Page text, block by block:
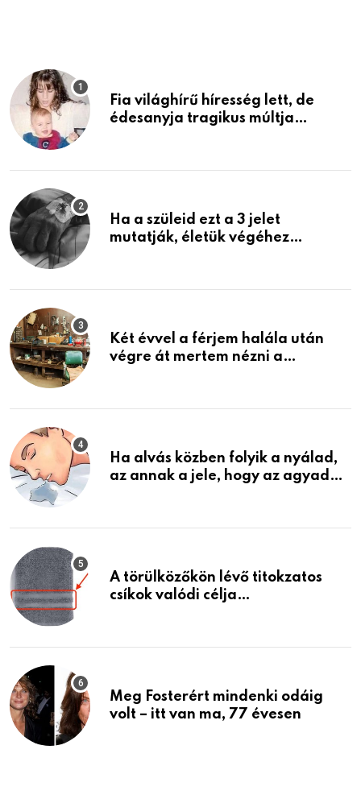
Fia világhírű híresség lett, de
édesanyja tragikus múltja
Ha a szüleid ezt a 3 jelet
mutatják, életük végéhez
Két évvel a férjem halála után
végre át mertem nézni a
életemet
Ha alvás közben folyik a nyálad,
az annak a jele, hogy az agyad…
A törülközőkön lévő titokzatos
csíkok valódi célja…
Meg Fosterért mindenki odáig
volt – itt van ma, 77 évesen